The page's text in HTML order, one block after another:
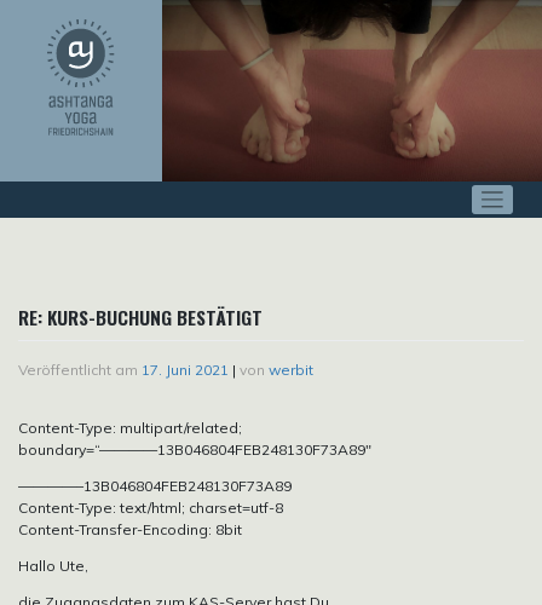
springen
RE: KURS-BUCHUNG BESTÄTIGT
Veröffentlicht am 17. Juni 2021 | von werbit
Content-Type: multipart/related;
boundary=“————13B046804FEB248130F73A89″
————–13B046804FEB248130F73A89
Content-Type: text/html; charset=utf-8
Content-Transfer-Encoding: 8bit
Hallo Ute,